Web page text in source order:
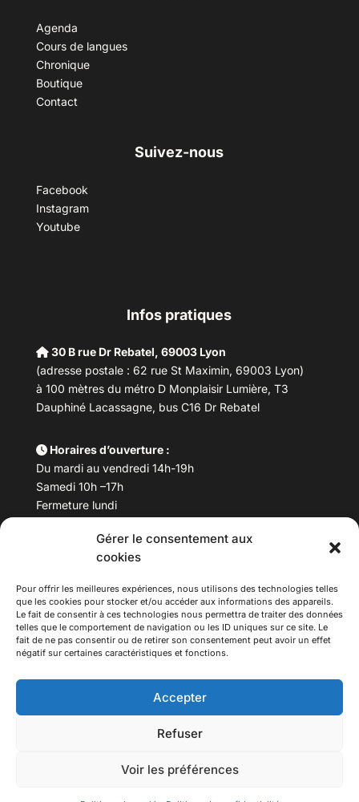
Gérer le consentement aux
cookies
Pour offrir les meilleures expériences, nous utilisons des technologies telles
que les cookies pour stocker et/ou accéder aux informations des appareils.
Le fait de consentir à ces technologies nous permettra de traiter des données
telles que le comportement de navigation ou les ID uniques sur ce site. Le
fait de ne pas consentir ou de retirer son consentement peut avoir un effet
négatif sur certaines caractéristiques et fonctions.
Accepter
Refuser
Voir les préférences
Agenda
Cours de langues
Chronique
Boutique
Contact
Suivez-nous
Facebook
Instagram
Youtube
Infos pratiques
30 B rue Dr Rebatel, 69003 Lyon
(adresse postale : 62 rue St Maximin, 69003 Lyon)
à 100 mètres du métro D Monplaisir Lumière, T3
Dauphiné Lacassagne, bus C16 Dr Rebatel
Horaires d’ouverture :
Du mardi au vendredi 14h-19h
Samedi 10h –17h
Fermeture lundi
Téléphone : 04 78 53 06 40
maisondesculturesasiatiques@asiexpo.com
Tous droits réservés.